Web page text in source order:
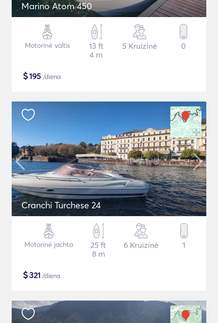
Marino Atom 450
Motorinė valtis
13 ft
4 m
5 Kruizinė 0
$195 /diena
Cranchi Turchese 24
Motorinė jachta
25 ft
8 m
6 Kruizinė 1
$321 /diena